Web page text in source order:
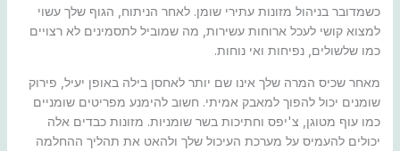
כשמדובר בניהול מזונות עתירי שומן. לאחר הניתוח, הגוף שלך עשוי
למצוא קושי לעכל ארוחות עשירות, מה שמוביל לתסמינים לא רצויים
כמו שלשולים, נפיחות ואי נוחות.
מאחר שכיס המרה שלך אינו שם יותר לאחסן בילה באופן יעיל, פירוק
שומנים יכול להפוך למאבק אמיתי. חשוב להימנע מפריטים שומניים
כמו עוף מטוגן, צ'יפס וחתיכות בשר שומניות. מזונות כבדים אלה
יכולים להעמיס על מערכת העיכול שלך ולהאט את תהליך ההחלמה